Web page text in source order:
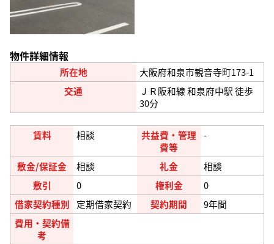
物件詳細情報
所在地
大阪府和泉市観音寺町173-1
交通
ＪＲ阪和線 和泉府中駅 徒歩
30分
賃料 相談
共益費・管理
費等
-
敷金/保証金 相談 礼金
相談
敷引
0 権利金
0
借家契約種別
定期借家契約 契約期間
9年間
費用・契約備
考